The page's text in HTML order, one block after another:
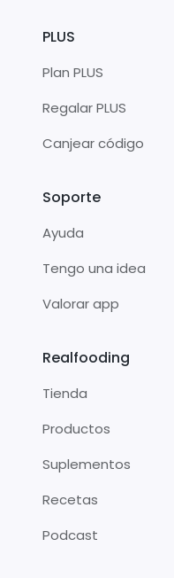
PLUS
Plan PLUS
Regalar PLUS
Canjear código
Soporte
Ayuda
Tengo una idea
Valorar app
Realfooding
Tienda
Productos
Suplementos
Recetas
Podcast